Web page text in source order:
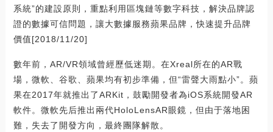
系統”的建設原則，重點利用區塊鏈等數字科技，解決品牌認
證的數據可信問題，讓大數據服務蘋果品牌，快速提升品牌
價值[2018/11/20]
數年前，AR/VR領域曾經歷低迷期。在Xreal所在的AR戰
場，微軟、谷歌、蘋果均有初步準備，但“雷聲大雨點小”。蘋
果在2017年就推出了ARKit，鼓勵開發者為iOS系統開發AR
軟件。微軟先后推出兩代HoloLensAR眼鏡，但由于落地困
難，失去了開發方向，最終團隊解散。